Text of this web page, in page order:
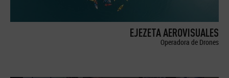
EJEZETA AEROVISUALES
Operadora de Drones